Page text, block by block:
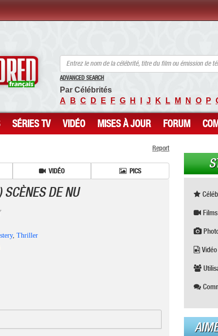
ADVANCED SEARCH
Par Célébrités
A
B C D E F G H J K L M N O P
SÉRIES TV VIDÉO MISES À JOUR FORUM
Report
VIDÉO PICS
DE NU
, Thriller
Vidéo